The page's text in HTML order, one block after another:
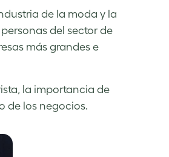
de la moda y la
del sector de
más grandes e
la importancia de
de los negocios.